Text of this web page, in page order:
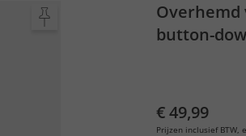
button-
€ 49,99
Prijzen inclusief BTW,